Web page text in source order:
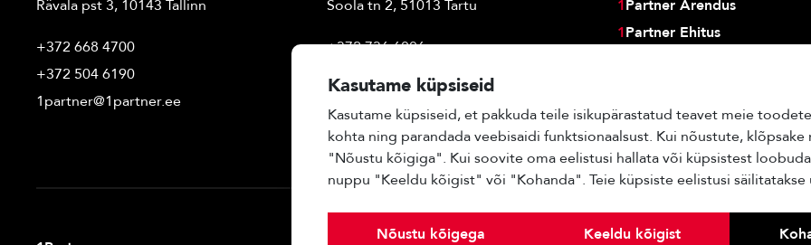
Rävala pst 3, 10143 Tallinn
+372 668 4700
+372 504 6190
1partner@1partner.ee
Soola tn 2, 51013 Tartu
+372 736 6006
+372 501 5581
tartu@1partner.ee
1Partner Arendus
1Partner Ehitus
Kasutame küpsiseid
Kasutame küpsiseid, et pakkuda teile isikupärastatud teavet meie
kohta ning parandada veebisaidi funktsionaalsust. Kui nõustute, klõpsake
"Nõustu kõigiga". Kui soovite oma eelistusi hallata või küpsistest
nuppu "Keeldu kõigist" või "Kohanda". Teie küpsiste eelistusi säilitatakse
Nõustu kõigega Keeldu kõigist